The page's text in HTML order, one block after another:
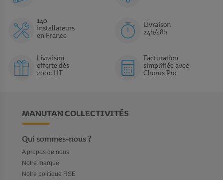
140
installateurs
en France
Livraison
24h/48h
Livraison
offerte dès
200€ HT
Facturation
simplifiée avec
Chorus Pro
MANUTAN COLLECTIVITÉS
Qui sommes-nous ?
A propos de nous
Notre marque
Notre politique RSE